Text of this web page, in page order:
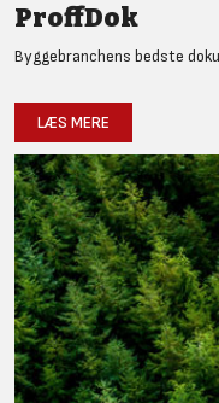
ProffDok
Byggebranchens bedste
LÆS MERE